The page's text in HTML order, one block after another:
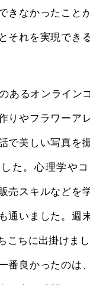
きなかったこと
それを実現でき
あるオンライン
りやフラワーア
で美しい写真を
た。心理学や
売スキルなどを
通いました。週
こちに出掛けま
番良かったのは